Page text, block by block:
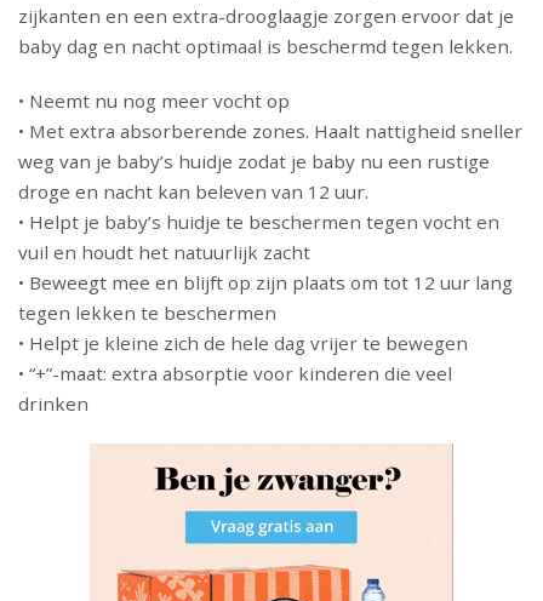
zijkanten en een extra-drooglaagje zorgen ervoor dat je
baby dag en nacht optimaal is beschermd tegen lekken.
• Neemt nu nog meer vocht op
• Met extra absorberende zones. Haalt nattigheid sneller
weg van je baby’s huidje zodat je baby nu een rustige
droge en nacht kan beleven van 12 uur.
• Helpt je baby’s huidje te beschermen tegen vocht en
vuil en houdt het natuurlijk zacht
• Beweegt mee en blijft op zijn plaats om tot 12 uur lang
tegen lekken te beschermen
• Helpt je kleine zich de hele dag vrijer te bewegen
• “+”-maat: extra absorptie voor kinderen die veel
drinken